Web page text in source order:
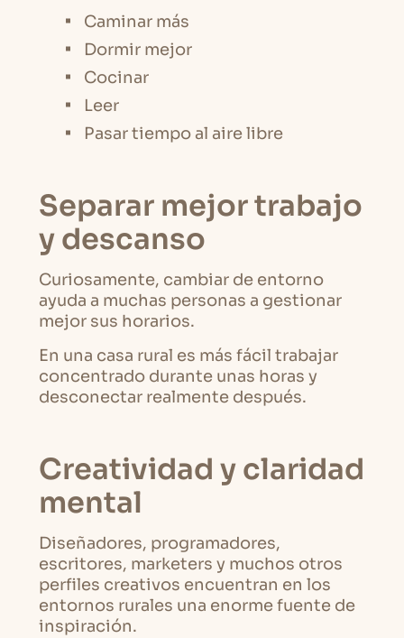
Caminar más
Dormir mejor
Cocinar
Leer
Pasar tiempo al aire libre
Separar mejor trabajo
y descanso
Curiosamente, cambiar de entorno
ayuda a muchas personas a gestionar
mejor sus horarios.
En una casa rural es más fácil trabajar
concentrado durante unas horas y
desconectar realmente después.
Creatividad y claridad
mental
Diseñadores, programadores,
escritores, marketers y muchos otros
perfiles creativos encuentran en los
entornos rurales una enorme fuente de
inspiración.